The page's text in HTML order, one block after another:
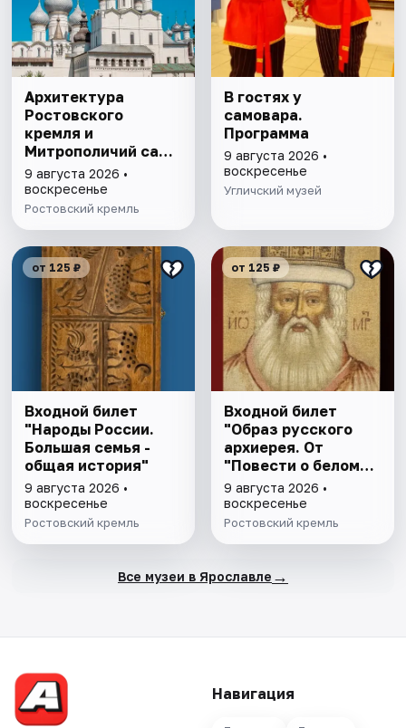
Архитектура
Ростовского
кремля и
Митрополичий сад,
выставка
"Митрополичье
варенье"
9 августа 2026 •
воскресенье
Ростовский кремль
В гостях у
самовара.
Программа
9 августа 2026 •
воскресенье
Угличский музей
от 125 ₽
Входной билет
"Народы России.
Большая семья -
общая история"
9 августа 2026 •
воскресенье
Ростовский кремль
от 125 ₽
Входной билет
"Образ русского
архиерея. От
"Повести о белом
клобуке" до
восстановления
патриаршества"
9 августа 2026 •
воскресенье
Ростовский кремль
Все музеи в Ярославле →
Навигация